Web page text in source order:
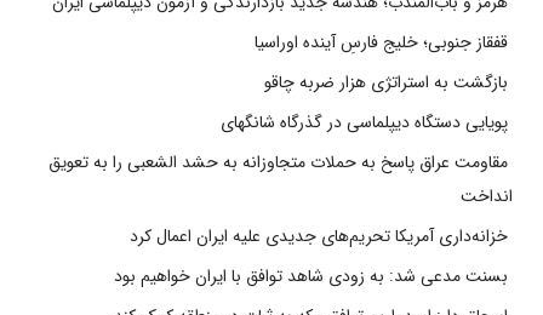
قفقاز جنوبی؛ خلیج فارسِ آینده اوراسیا
بازگشت به استراتژی هزار ضربه چاقو
پویایی دستگاه دیپلماسی در گذرگاه شانگهای
مقاومت عراق پاسخ به حملات متجاوزانه به حشد الشعبی را به تعویق
انداخت
خزانه‌داری آمریکا تحریم‌های جدیدی علیه ایران اعمال کرد
بسنت مدعی شد: به زودی شاهد توافق با ایران خواهیم بود